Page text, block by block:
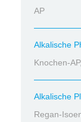
AP
Alkalische
Knochen-
Alkalische
Regan-